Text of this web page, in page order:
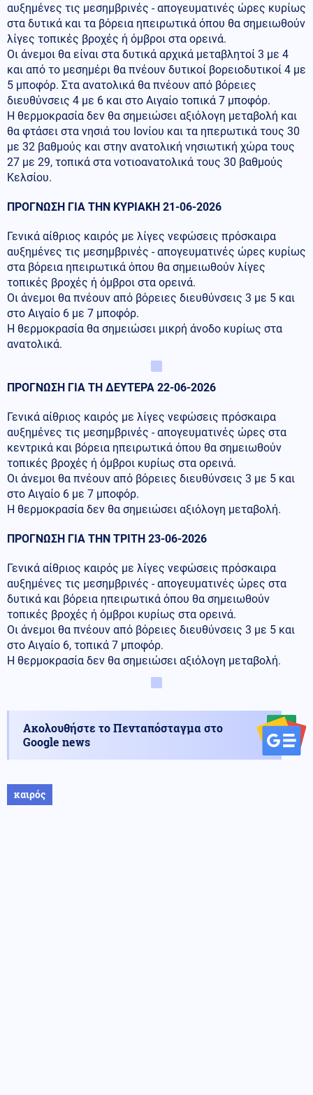
αυξημένες τις μεσημβρινές - απογευματινές ώρες κυρίως
στα δυτικά και τα βόρεια ηπειρωτικά όπου θα σημειωθούν
λίγες τοπικές βροχές ή όμβροι στα ορεινά.
Οι άνεμοι θα είναι στα δυτικά αρχικά μεταβλητοί 3 με 4
και από το μεσημέρι θα πνέουν δυτικοί βορειοδυτικοί 4 με
5 μποφόρ. Στα ανατολικά θα πνέουν από βόρειες
διευθύνσεις 4 με 6 και στο Αιγαίο τοπικά 7 μποφόρ.
Η θερμοκρασία δεν θα σημειώσει αξιόλογη μεταβολή και
θα φτάσει στα νησιά του Ιονίου και τα ηπερωτικά τους 30
με 32 βαθμούς και στην ανατολική νησιωτική χώρα τους
27 με 29, τοπικά στα νοτιοανατολικά τους 30 βαθμούς
Κελσίου.
ΠΡΟΓΝΩΣΗ ΓΙΑ ΤΗΝ ΚΥΡΙΑΚΗ 21-06-2026
Γενικά αίθριος καιρός με λίγες νεφώσεις πρόσκαιρα
αυξημένες τις μεσημβρινές - απογευματινές ώρες κυρίως
στα βόρεια ηπειρωτικά όπου θα σημειωθούν λίγες
τοπικές βροχές ή όμβροι στα ορεινά.
Οι άνεμοι θα πνέουν από βόρειες διευθύνσεις 3 με 5 και
στο Αιγαίο 6 με 7 μποφόρ.
Η θερμοκρασία θα σημειώσει μικρή άνοδο κυρίως στα
ανατολικά.
ΠΡΟΓΝΩΣΗ ΓΙΑ ΤΗ ΔΕΥΤΕΡΑ 22-06-2026
Γενικά αίθριος καιρός με λίγες νεφώσεις πρόσκαιρα
αυξημένες τις μεσημβρινές - απογευματινές ώρες στα
κεντρικά και βόρεια ηπειρωτικά όπου θα σημειωθούν
τοπικές βροχές ή όμβροι κυρίως στα ορεινά.
Οι άνεμοι θα πνέουν από βόρειες διευθύνσεις 3 με 5 και
στο Αιγαίο 6 με 7 μποφόρ.
Η θερμοκρασία δεν θα σημειώσει αξιόλογη μεταβολή.
ΠΡΟΓΝΩΣΗ ΓΙΑ ΤΗΝ ΤΡΙΤΗ 23-06-2026
Γενικά αίθριος καιρός με λίγες νεφώσεις πρόσκαιρα
αυξημένες τις μεσημβρινές - απογευματινές ώρες στα
δυτικά και βόρεια ηπειρωτικά όπου θα σημειωθούν
τοπικές βροχές ή όμβροι κυρίως στα ορεινά.
Οι άνεμοι θα πνέουν από βόρειες διευθύνσεις 3 με 5 και
στο Αιγαίο 6, τοπικά 7 μποφόρ.
Η θερμοκρασία δεν θα σημειώσει αξιόλογη μεταβολή.
Ακολουθήστε το Πενταπόσταγμα στο
Google news
καιρός